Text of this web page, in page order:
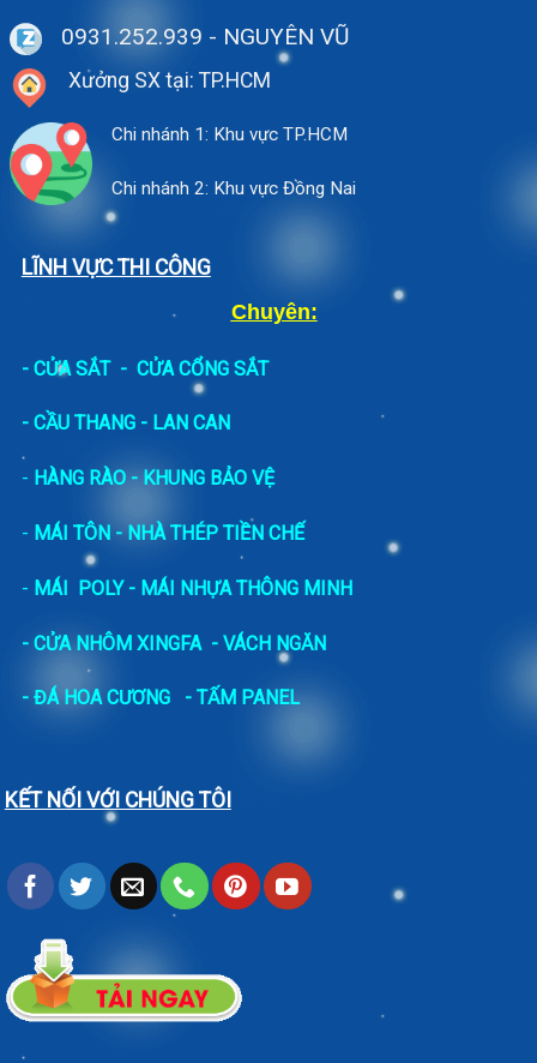
0931.252.939 - NGUYÊN VŨ
Xưởng SX tại: TP.HCM
Chi nhánh 1: Khu vực TP.HCM
Chi nhánh 2: Khu vực Đồng Nai
LĨNH VỰC THI CÔNG
Chuyên:
- CỬA SẮT- CỬA CỔNG SẮT
- CẦU THANG - LAN CAN
- HÀNG RÀO - KHUNG BẢO VỆ
- MÁI TÔN - NHÀ THÉP TIỀN CHẾ
- MÁI POLY - MÁI NHỰA THÔNG MINH
- CỬA NHÔM XINGFA - VÁCH NGĂN
- ĐÁ HOA CƯƠNG - TẤM PANEL
KẾT NỐI VỚI CHÚNG TÔI